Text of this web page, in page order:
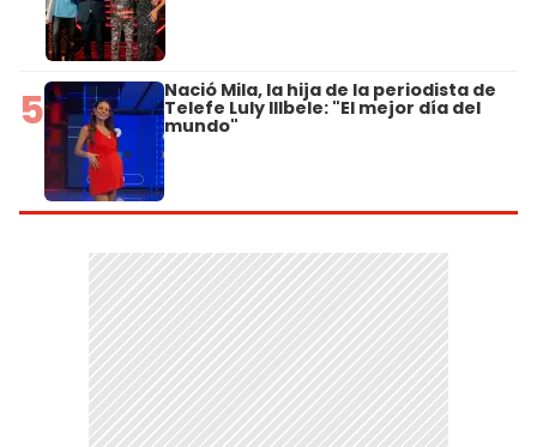
5 Nació Mila, la hija de la periodista de
Telefe Luly Illbele: "El mejor día del
mundo"